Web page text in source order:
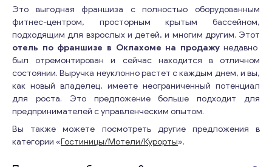
Это выгодная франшиза с полностью оборудованным
фитнес-центром, просторным крытым бассейном,
подходящим для взрослых и детей, и многим другим. Этот
отель по франшизе в Оклахоме на продажунедавно
был отремонтирован и сейчас находится в отличном
состоянии. Выручка неуклонно растет с каждым днем, и вы,
как новый владелец, имеете неограниченный потенциал
для роста. Это предложение больше подходит для
предпринимателей с управленческим опытом.
Вы также можете посмотреть другие предложения в
категории «Гостиницы/Мотели/Курорты».